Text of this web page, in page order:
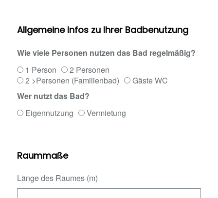
Allgemeine Infos zu Ihrer Badbenutzung
Wie viele Personen nutzen das Bad regelmäßig?
1 Person
2 Personen
2 >Personen (Familienbad)
Gäste WC
Wer nutzt das Bad?
Eigennutzung
Vermietung
Raummaße
Länge des Raumes (m)